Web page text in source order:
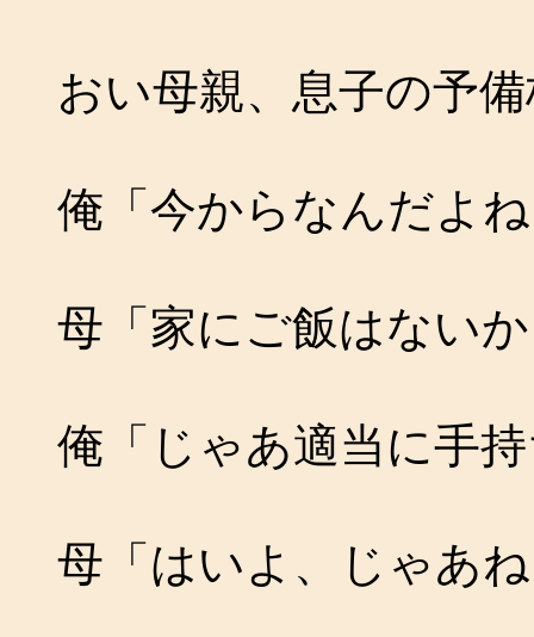
おい母親、息子の予
俺「今からなんだよ
母「家にご飯はない
俺「じゃあ適当に手
母「はいよ、じゃあ